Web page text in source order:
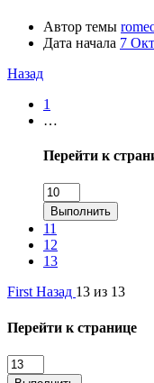
Автор темы
Дата начала 7
Назад
1
…
Перейти к
Выполнить
11
12
13
First Назад 13 из 13
Перейти к странице